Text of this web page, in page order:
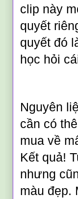
clip này
quyết
quyết đó
học hỏi
Nguyên
cần có
mua về
Kết quả!
nhưng
màu đẹp.